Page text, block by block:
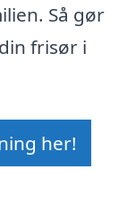
Så gør
frisør i
her!